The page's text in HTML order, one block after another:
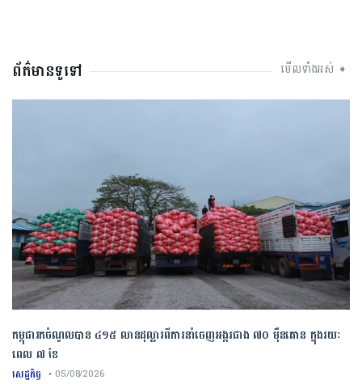
ព័ត៌មានទូទៅ មើលទាំងអស់ ➧
កម្ពុជារកចំណូលបាន ៤១៥ លានដុល្លារពីការនាំចេញអង្ករជាង ៧០ ម៉ឺនតោន ក្នុងរយៈ
ពេល ៧ ខែ
សេដ្ឋកិច្ច • 05/08/2026